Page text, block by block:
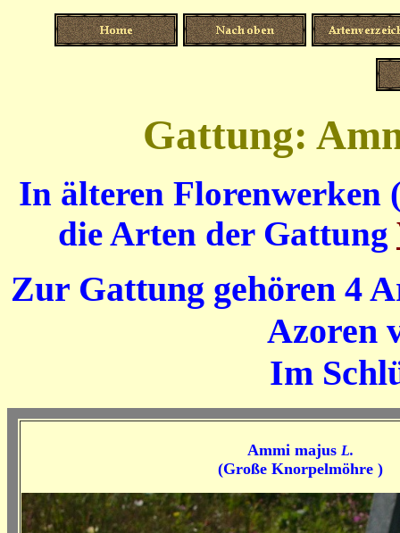
Gattung:
In älteren Florenwerken
die Arten der Gattung
Zur Gattung gehören 4
Azoren
Im
Ammi majus L.
(Große Knorpelmöhre )